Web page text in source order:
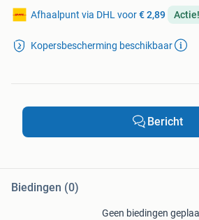
Afhaalpunt via DHL voor€ 2,89 Actie!
Kopersbescherming beschikbaar
Bericht
Biedingen (0)
Geen biedingen